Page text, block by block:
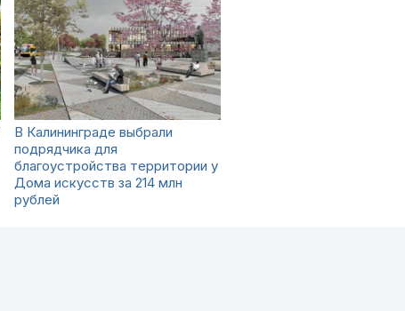
В Калининграде выбрали
подрядчика для
благоустройства территории у
Дома искусств за 214 млн
рублей